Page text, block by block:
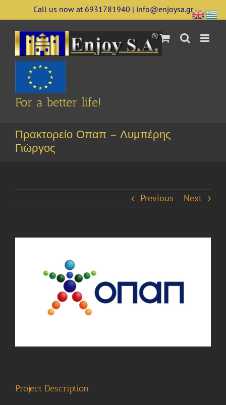
to
content
Call us now at 6931781940 | info@enjoysa.gr
For a better life!
Πρακτορείο Οπαπ – Λυμπέρης
Γιώργος
Previous Next
Project Description